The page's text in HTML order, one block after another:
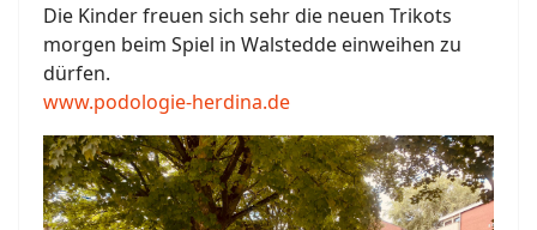
Die Kinder freuen sich sehr die neuen Trikots
morgen beim Spiel in Walstedde einweihen zu
dürfen.
www.podologie-herdina.de